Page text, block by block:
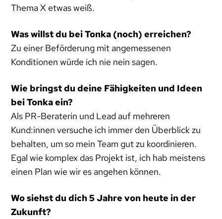
Thema X etwas weiß.
Was willst du bei Tonka (noch) erreichen?
Zu einer Beförderung mit angemessenen
Konditionen würde ich nie nein sagen.
Wie bringst du deine Fähigkeiten und Ideen
bei Tonka ein?
Als PR-Beraterin und Lead auf mehreren
Kund:innen versuche ich immer den Überblick zu
behalten, um so mein Team gut zu koordinieren.
Egal wie komplex das Projekt ist, ich hab meistens
einen Plan wie wir es angehen können.
Wo siehst du dich 5 Jahre von heute in der
Zukunft?